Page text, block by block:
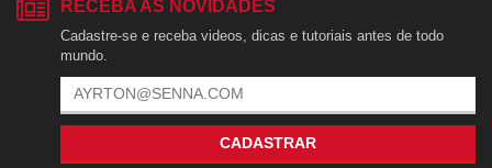
RECEBA AS NOVIDADES
Cadastre-se e receba videos, dicas e tutoriais antes de todo
mundo.
CADASTRAR